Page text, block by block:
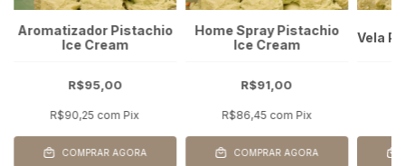
Aromatizador Pistachio
Ice Cream
R$95,00
R$90,25 com Pix
COMPRAR AGORA
Home Spray Pistachio
Ice Cream
R$91,00
R$86,45 com Pix
COMPRAR AGORA
Vela